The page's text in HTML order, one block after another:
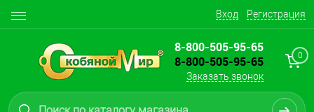
Вход Регистрация
8-800-505-95-65
8-800-505-95-65
Заказать звонок
0